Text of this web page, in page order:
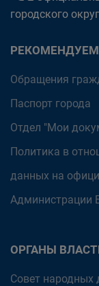
городского
РЕКОМЕНДУЕМ
Обращения
Паспорт города
Отдел "Мои
Политика в
данных на
Администрации
ОРГАНЫ
Совет народных